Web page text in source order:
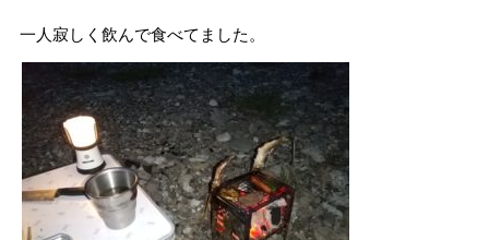
一人寂しく飲んで食べてました。